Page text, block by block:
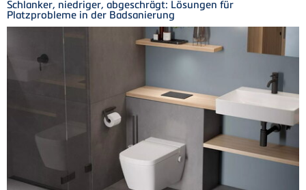
Schlanker, niedriger, abgeschrägt: Lösungen für
Platzprobleme in der Badsanierung